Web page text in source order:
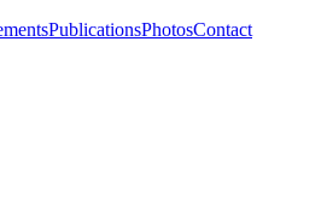
PublicationsPhotosContact